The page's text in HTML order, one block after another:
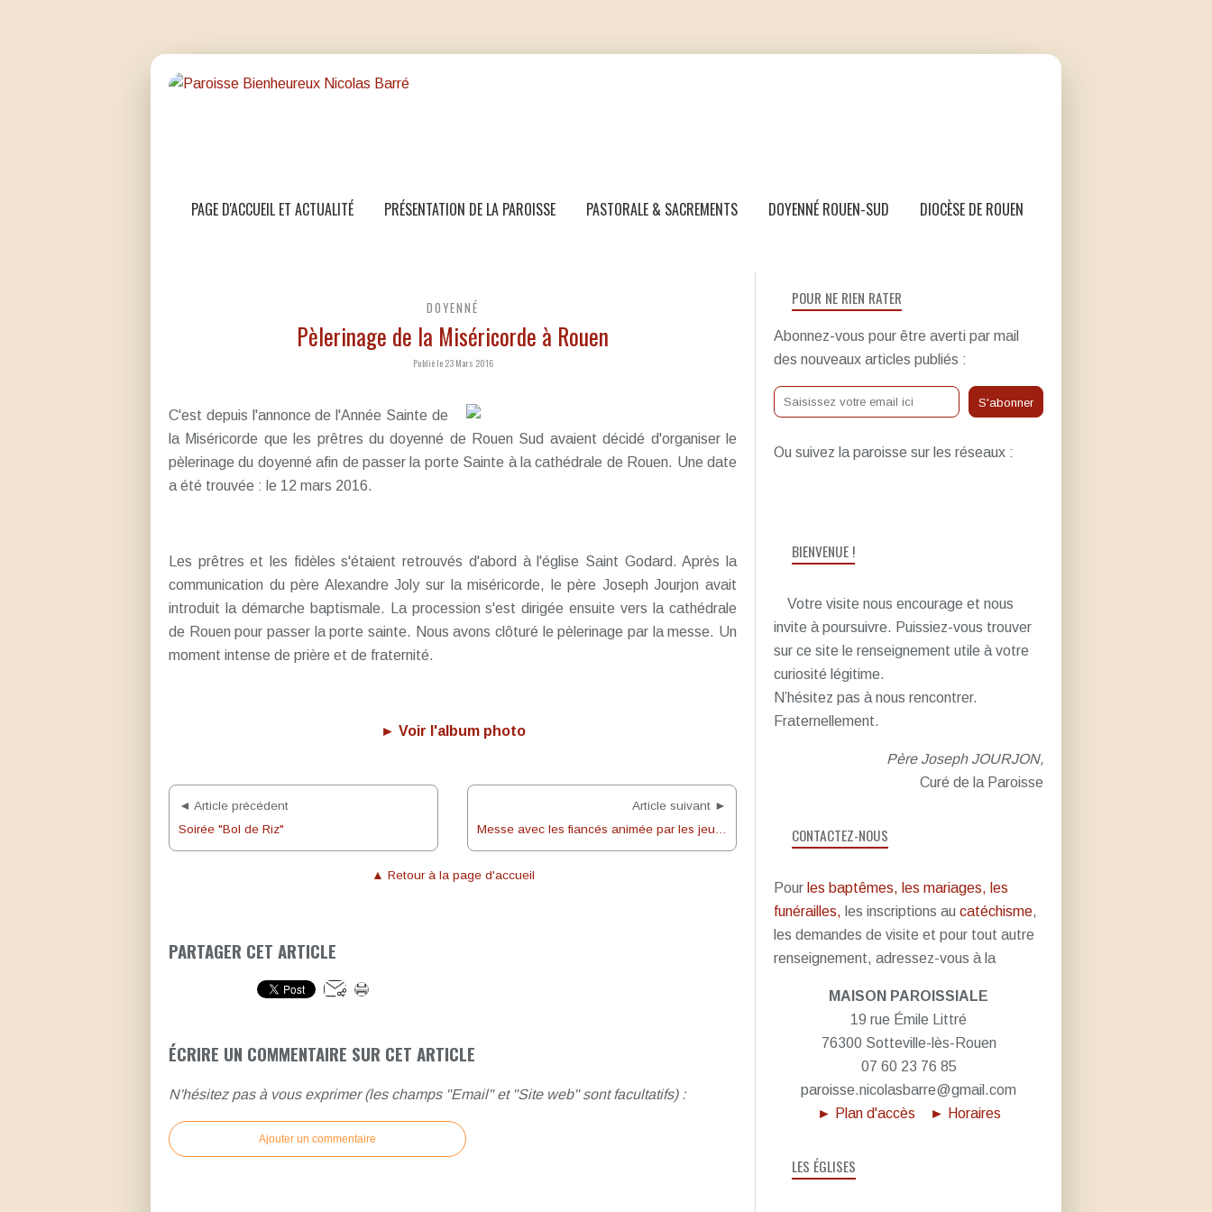
PAGE D'ACCUEIL ET ACTUALITÉ PRÉSENTATION DE LA PAROISSE PASTORALE & SACREMENTS DOYENNÉ ROUEN-SUD DIOCÈSE DE ROUEN
DOYENNÉ
Pèlerinage de la Miséricorde à Rouen
Publié le 23 Mars 2016
C'est depuis l'annonce de l'Année Sainte de
la Miséricorde que les prêtres du doyenné de Rouen Sud avaient décidé d'organiser le
pèlerinage du doyenné afin de passer la porte Sainte à la cathédrale de Rouen. Une date
a été trouvée : le 12 mars 2016.
Les prêtres et les fidèles s'étaient retrouvés d'abord à l'église Saint Godard. Après la
communication du père Alexandre Joly sur la miséricorde, le père Joseph Jourjon avait
introduit la démarche baptismale. La procession s'est dirigée ensuite vers la cathédrale
de Rouen pour passer la porte sainte. Nous avons clôturé le pèlerinage par la messe. Un
moment intense de prière et de fraternité.
► Voir l'album photo
◄ Article précédent
Soirée "Bol de Riz"
Article suivant ►
Messe avec les fiancés animée par les jeunes
▲ Retour à la page d'accueil
PARTAGER CET ARTICLE
ÉCRIRE UN COMMENTAIRE SUR CET ARTICLE
N'hésitez pas à vous exprimer (les champs "Email" et "Site web" sont facultatifs) :
Ajouter un commentaire
POUR NE RIEN RATER
Abonnez-vous pour être averti par mail
des nouveaux articles publiés :
Ou suivez la paroisse sur les réseaux :
BIENVENUE !
Votre visite nous encourage et nous
invite à poursuivre. Puissiez-vous trouver
sur ce site le renseignement utile à votre
curiosité légitime.
N’hésitez pas à nous rencontrer.
Fraternellement.
Père Joseph JOURJON,
Curé de la Paroisse
CONTACTEZ-NOUS
Pour les baptêmes, les mariages, les
funérailles, les inscriptions au catéchisme,
les demandes de visite et pour tout autre
renseignement, adressez-vous à la
MAISON PAROISSIALE
19 rue Émile Littré
76300 Sotteville-lès-Rouen
07 60 23 76 85
paroisse.nicolasbarre@gmail.com
► Plan d'accès
► Horaires
LES ÉGLISES